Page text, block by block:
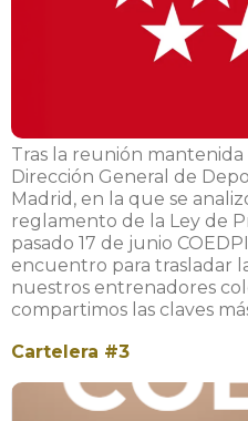
Tras la reunión
Dirección General de
Madrid, en la que se
reglamento de la Ley de
pasado 17 de junio
encuentro para trasladar
nuestros entrenadores
compartimos las claves
Cartelera #3